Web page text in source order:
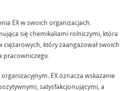
EX w swoich organizacjach.
się chemikaliami rolniczymi, która
który zaangażował swoich
pracowniczego.
EX oznacza wskazanie
satysfakcjonującymi, a